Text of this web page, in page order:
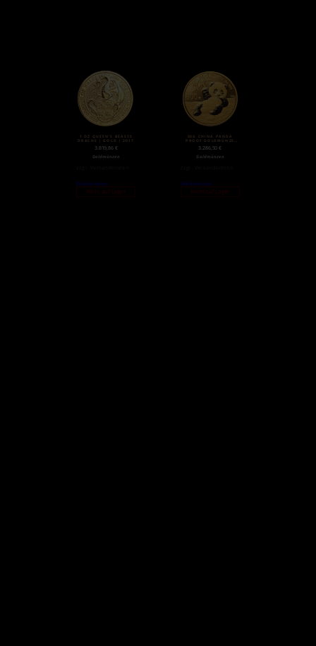
1 OZ QUEEN’S BEASTS
DRACHE | GOLD | 2017
3.819,86 €
Goldmünzen
Weiterlesen
Nicht auf Lager
50G CHINA PANDA
PROOF GOLDMÜNZE
3.286,50€
Goldmünzen
Weiterlesen
Nicht auf Lager